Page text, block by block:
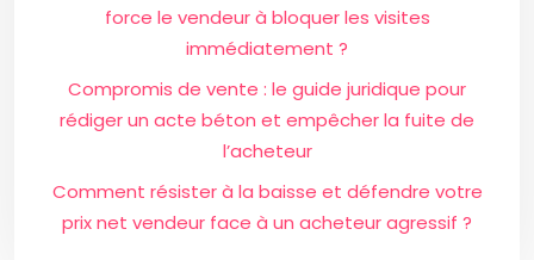
force le vendeur à bloquer les visites
immédiatement ?
Compromis de vente : le guide juridique pour
rédiger un acte béton et empêcher la fuite de
l’acheteur
Comment résister à la baisse et défendre votre
prix net vendeur face à un acheteur agressif ?